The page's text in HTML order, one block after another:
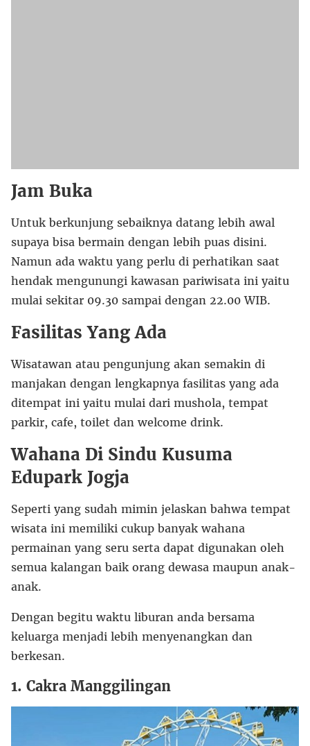
Jam Buka
Untuk berkunjung sebaiknya datang lebih awal
supaya bisa bermain dengan lebih puas disini.
Namun ada waktu yang perlu di perhatikan saat
hendak mengunungi kawasan pariwisata ini yaitu
mulai sekitar 09.30 sampai dengan 22.00 WIB.
Fasilitas Yang Ada
Wisatawan atau pengunjung akan semakin di
manjakan dengan lengkapnya fasilitas yang ada
ditempat ini yaitu mulai dari mushola, tempat
parkir, cafe, toilet dan welcome drink.
Wahana Di Sindu Kusuma
Edupark Jogja
Seperti yang sudah mimin jelaskan bahwa tempat
wisata ini memiliki cukup banyak wahana
permainan yang seru serta dapat digunakan oleh
semua kalangan baik orang dewasa maupun anak-
anak.
Dengan begitu waktu liburan anda bersama
keluarga menjadi lebih menyenangkan dan
berkesan.
1. Cakra Manggilingan